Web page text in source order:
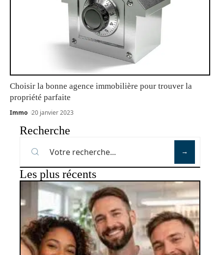
Choisir la bonne agence immobilière pour trouver la
propriété parfaite
Immo 20 janvier 2023
Recherche
Les plus récents